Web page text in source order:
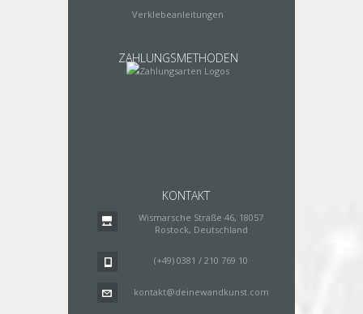
Verklebeanleitungen
ZAHLUNGSMETHODEN
KONTAKT
Wismarsche Straße 46, 18057
Rostock, Deutschland
(+49) 0381 / 210 769 10
kontakt@deinewandkunst.com